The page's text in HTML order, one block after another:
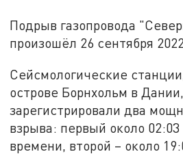
Подрыв газопровода
произошёл 26 сентября
Сейсмологические
острове Борнхольм в Дании,
зарегистрировали два
взрыва: первый около
времени, второй – около